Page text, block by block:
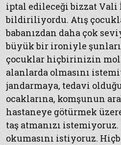
iptal edileceği bizzat Vali
bildiriliyordu. Atış
babanızdan daha çok
büyük bir ironiyle
çocuklar hiçbirinizin
alanlarda olmasını
jandarmaya, tedavi
ocaklarına, komşunun
hastaneye götürmek
taş atmanızı
okumasını istiyoruz.